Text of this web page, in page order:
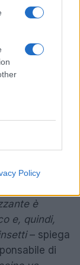
Policy
, una sorta di
alta
di
è
e, quindi,
– spiega
di